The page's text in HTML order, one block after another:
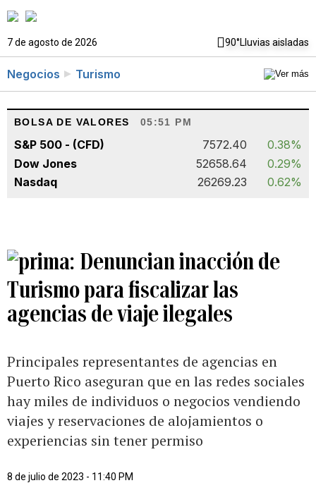
7 de agosto de 2026 90°Lluvias aisladas
Negocios Turismo
BOLSA DE VALORES 05:51 PM
S&P 500 - (CFD) 7572.40
0.38%
Dow Jones
52658.64
0.29%
Nasdaq
26269.23 0.62%
Denuncian inacción de
Turismo para fiscalizar las
agencias de viaje ilegales
Principales representantes de agencias en
Puerto Rico aseguran que en las redes sociales
hay miles de individuos o negocios vendiendo
viajes y reservaciones de alojamientos o
experiencias sin tener permiso
8 de julio de 2023 - 11:40 PM